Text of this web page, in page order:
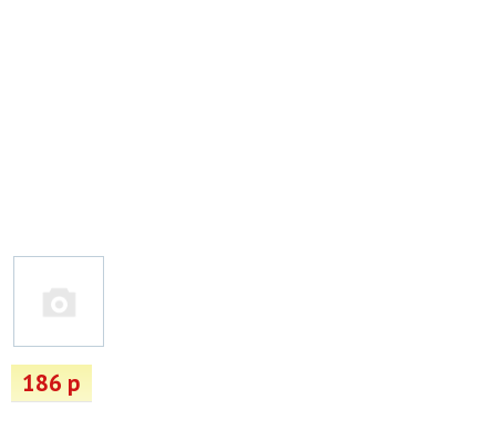
Подарочные сертификаты
186 р